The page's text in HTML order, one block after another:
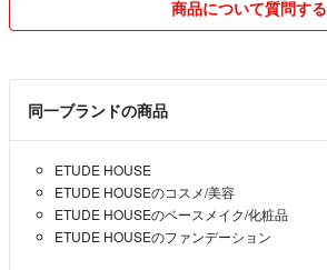
商品について質問する
同一ブランドの商品
ETUDE HOUSE
ETUDE HOUSEのコスメ/美容
ETUDE HOUSEのベースメイク/化粧品
ETUDE HOUSEのファンデーション